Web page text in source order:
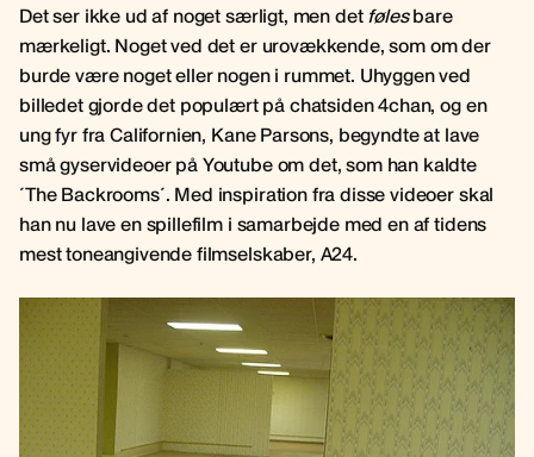
Det ser ikke ud af noget særligt, men detfølesbare
mærkeligt. Noget ved det er urovækkende, som om der
burde være noget eller nogen i rummet. Uhyggen ved
billedet gjorde det populært på chatsiden 4chan, og en
ung fyr fra Californien, Kane Parsons, begyndte at lave
små gyservideoer på Youtube om det, som han kaldte
´The Backrooms´. Med inspiration fra disse videoer skal
han nu lave en spillefilm i samarbejde med en af tidens
mest toneangivende filmselskaber, A24.